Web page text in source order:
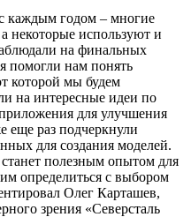
каждым годом – многие
некоторые используют и
на финальных
помогли нам понять
которой мы будем
на интересные идеи по
для улучшения
еще раз подчеркнули
для создания моделей.
полезным опытом для
определиться с выбором
Олег Карташев,
зрения «Северсталь